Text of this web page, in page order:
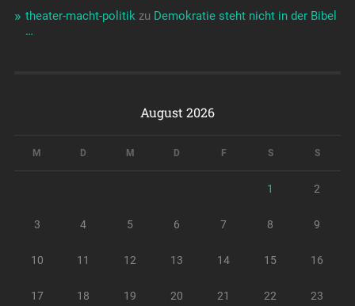
theater-macht-politikzu Demokratie steht nicht in der Bibel
…
August 2026
M D M D F S S
1 2
3 4 5 6 7 8 9
10 11 12 13 14 15 16
17 18 19 20 21 22 23